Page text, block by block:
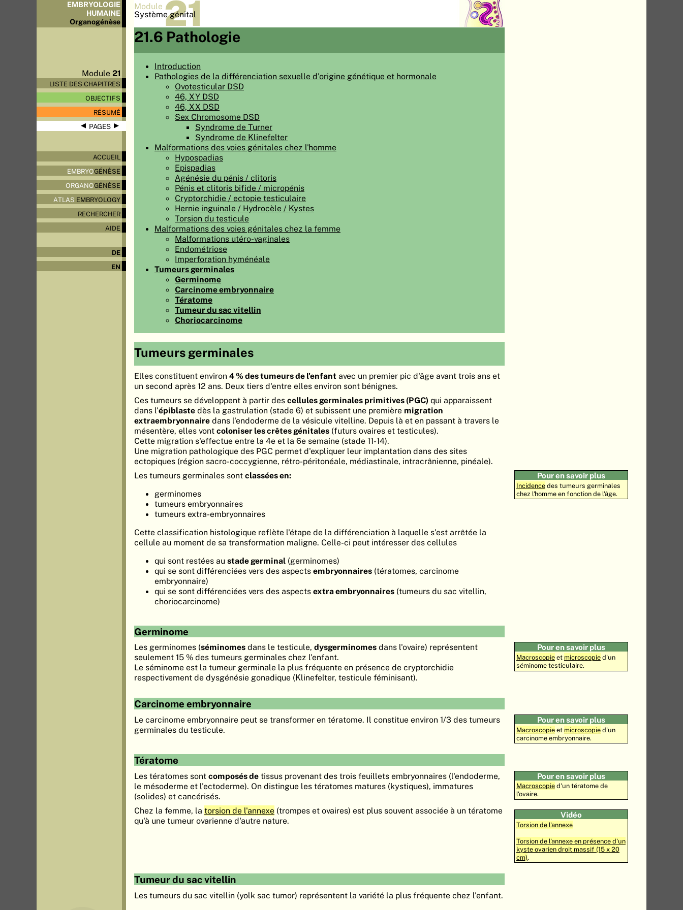
EMBRYOLOGIE
HUMAINE
Organogénèse
Module21
LISTE DES CHAPITRES
OBJECTIFS
RÉSUMÉ
◀ PAGES▶
ACCUEIL
EMBRYOGÉNÈSE
ORGANOGÉNÈSE
ATLAS EMBRYOLOGY
RECHERCHER
AIDE
DE
EN
Module 21
Système génital
21.6 Pathologie
Introduction
Pathologies de la différenciation sexuelle d'origine génétique et hormonale
Ovotesticular DSD
46, XY DSD
46, XX DSD
Sex Chromosome DSD
Syndrome de Turner
Syndrome de Klinefelter
Malformations des voies génitales chez l'homme
Hypospadias
Epispadias
Agénésie du pénis / clitoris
Pénis et clitoris bifide / micropénis
Cryptorchidie / ectopie testiculaire
Hernie inguinale / Hydrocèle / Kystes
Torsion du testicule
Malformations des voies génitales chez la femme
Malformations utéro-vaginales
Endométriose
Imperforation hyménéale
Tumeurs germinales
Germinome
Carcinome embryonnaire
Tératome
Tumeur du sac vitellin
Choriocarcinome
Tumeurs germinales
Elles constituent environ 4 % des tumeurs de l'enfant avec un premier pic d'âge avant trois ans et
un second après 12 ans. Deux tiers d'entre elles environ sont bénignes.
Ces tumeurs se développent à partir des cellules germinales primitives (PGC) qui apparaissent
dans l'épiblaste dès la gastrulation (stade 6) et subissent une première migration
extraembryonnaire dans l'endoderme de la vésicule vitelline. Depuis là et en passant à travers le
mésentère, elles vont coloniser les crêtes génitales (futurs ovaires et testicules).
Cette migration s'effectue entre la 4e et la 6e semaine (stade 11-14).
Une migration pathologique des PGC permet d'expliquer leur implantation dans des sites
ectopiques (région sacro-coccygienne, rétro-péritonéale, médiastinale, intracrânienne, pinéale).
Les tumeurs germinales sont classées en:
germinomes
tumeurs embryonnaires
tumeurs extra-embryonnaires
Pour en savoir plus
Incidencedes tumeurs germinales
chez l'homme en fonction de l'âge.
Cette classification histologique reflète l'étape de la différenciation à laquelle s'est arrêtée la
cellule au moment de sa transformation maligne. Celle-ci peut intéresser des cellules
qui sont restées au stade germinal (germinomes)
qui se sont différenciées vers des aspects embryonnaires (tératomes, carcinome
embryonnaire)
qui se sont différenciées vers des aspects extra embryonnaires (tumeurs du sac vitellin,
choriocarcinome)
Germinome
Les germinomes (séminomes dans le testicule, dysgerminomes dans l'ovaire) représentent
seulement 15 % des tumeurs germinales chez l'enfant.
Le séminome est la tumeur germinale la plus fréquente en présence de cryptorchidie
respectivement de dysgénésie gonadique (Klinefelter, testicule féminisant).
Pour en savoir plus
Macroscopieet microscopied'un
séminome testiculaire.
Carcinome embryonnaire
Le carcinome embryonnaire peut se transformer en tératome. Il constitue environ 1/3 des tumeurs
germinales du testicule.
Pour en savoir plus
Macroscopieet microscopied'un
carcinome embryonnaire.
Tératome
Les tératomes sont composés de tissus provenant des trois feuillets embryonnaires (l'endoderme,
le mésoderme et l'ectoderme). On distingue les tératomes matures (kystiques), immatures
(solides) et cancérisés.
Pour en savoir plus
Macroscopied'un tératome de
l'ovaire.
Chez la femme, la torsion de l'annexe (trompes et ovaires) est plus souvent associée à un tératome
qu'à une tumeur ovarienne d'autre nature.
Vidéo
Torsion de l'annexe
Torsion de l'annexe en présence d'un
kyste ovarien droit massif (15 x 20
cm).
Tumeur du sac vitellin
Les tumeurs du sac vitellin (yolk sac tumor) représentent la variété la plus fréquente chez l'enfant.